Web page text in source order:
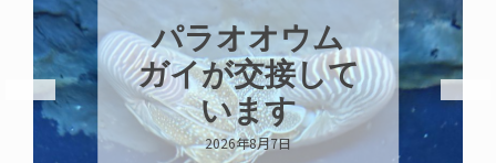
パラオオウム
ガイが交接して
います
2026年8月7日